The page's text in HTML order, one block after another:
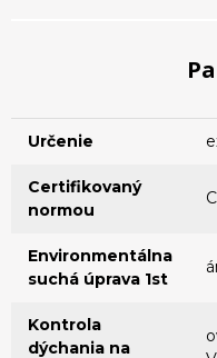
Určenie
Certifikovaný
normou
Environmentálna
suchá úprava 1st
Kontrola
dýchania na